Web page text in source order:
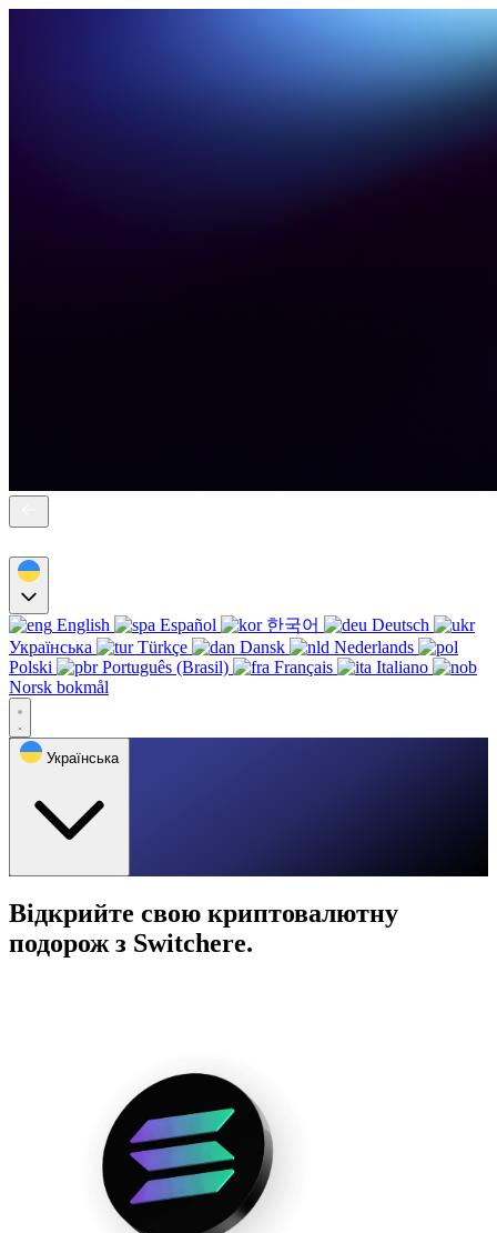
English Español 한국어
Deutsch
Українська
Türkçe Dansk
Nederlands
Polski
Português (Brasil) Français
Italiano
Norsk bokmål
Українська
Відкрийте свою криптовалютну
подорож з Switchere.